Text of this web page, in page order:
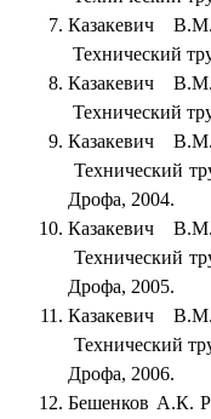
Казакевич
Технический
Казакевич
Технический
Казакевич
Технический
Дрофа, 2004.
Казакевич
Технический
Дрофа, 2005.
Казакевич
Технический
Дрофа, 2006.
Бешенков А.К.